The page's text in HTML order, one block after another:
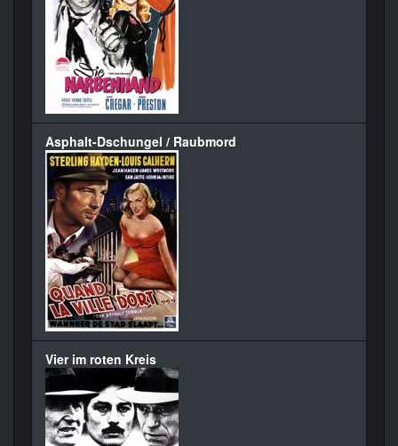
Asphalt-Dschungel / Raubmord
Vier im roten Kreis